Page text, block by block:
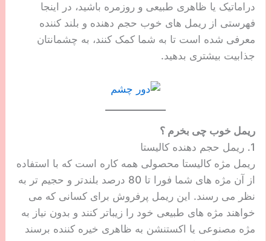
دراماتیک یا ظاهری طبیعی و روزمره باشید، در اینجا
فهرستی از ریمل‌ های خوب حجم دهنده و بلند کننده
معرفی شده است تا به شما کمک کنند، به چشمانتان
جذابیت بیشتری بدهید.
ریمل خوب چی بخرم ؟
1. ریمل حجم دهنده کالیستا
ریمل مژه کالیستا محصولی همه کاره است که با استفاده
از آن مژه های شما فورا تا 80 درصد بلندتر و حجیم تر به
نظر می رسند. این ریمل پرفروش برای کسانی که می
خواهند مژه های طبیعی خود را زیباتر کنند و بدون نیاز به
مژه مصنوعی یا اکستنشن به ظاهری خیره کننده برسند